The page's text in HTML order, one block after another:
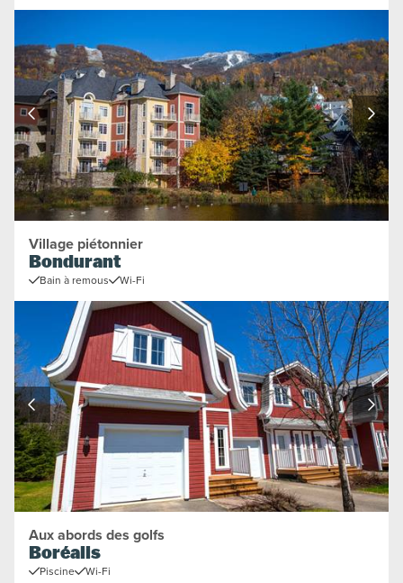
Village piétonnier
Bondurant
Bain à remous Wi-Fi
Aux abords des golfs
Boréalis
Piscine Wi-Fi